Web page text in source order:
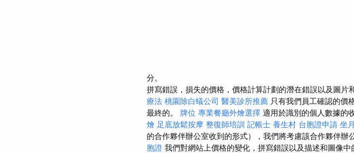
分。
拼寫錯誤，損失的價格，價格計算計劃的潛在錯誤以及圖片
療法 桃園除白蟻公司 醫美診所推薦 只有我們員工確認的價
最終的。 牌位 專業餐廳外燴選擇 適用於識別的個人數據的
燴 足底放鬆按摩 整復師培訓 記帳士 養生村 台胞證申請 坐
的合作夥伴辦公室收到的形式），我們將考慮該合作夥伴辦
胞證 我們對網站上價格的變化，拼寫錯誤以及描述和圖像中